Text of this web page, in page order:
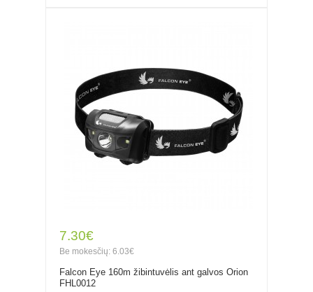
7.30€
Be mokesčių: 6.03€
Falcon Eye 160m žibintuvėlis ant galvos Orion
FHL0012